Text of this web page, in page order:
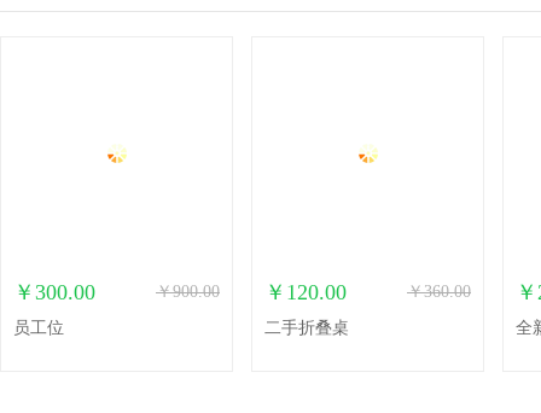
￥300.00
￥900.00
员工位
￥120.00
￥360.00
二手折叠桌
全